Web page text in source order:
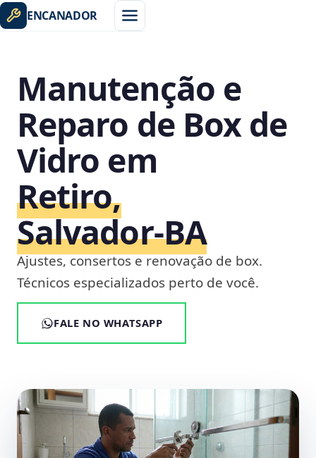
ENCANADOR
Manutenção e
Reparo de Box de
Vidro em
Retiro,
Salvador‑BA
Ajustes, consertos e renovação de box.
Técnicos especializados perto de você.
FALE NO WHATSAPP